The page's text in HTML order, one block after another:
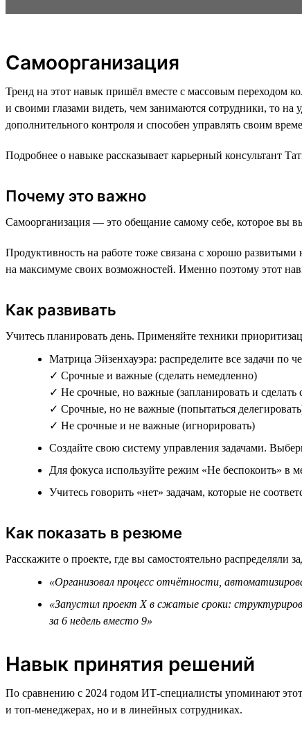
Самоорганизация
Тренд на этот навык пришёл вместе с массовым переходом
и своими глазами видеть, чем занимаются сотрудники, то
дополнительного контроля и способен управлять своим
Подробнее о навыке рассказывает карьерный консультант
Почему это важно
Самоорганизация — это обещание самому себе, которое вы
Продуктивность на работе тоже связана с хорошо
на максимуме своих возможностей. Именно поэтому этот
Как развивать
Учитесь планировать день. Применяйте техники
Матрица Эйзенхауэра: распределите все задачи по
✓ Срочные и важные (сделать немедленно)
✓ Не срочные, но важные (запланировать и сделать
✓ Срочные, но не важные (попытаться
✓ Не срочные и не важные (игнорировать)
Создайте свою систему управления задачами.
Для фокуса используйте режим «Не беспокоить» в
Учитесь говорить «нет» задачам, которые не
Как показать в резюме
Расскажите о проекте, где вы самостоятельно
«Организовал процесс отчётности,
«Запустил проект Х в сжатые сроки:
за 6 недель вместо 9»
Навык принятия решений
По сравнению с 2024 годом ИТ-специалисты упоминают
и топ-менеджерах, но и в линейных сотрудниках.